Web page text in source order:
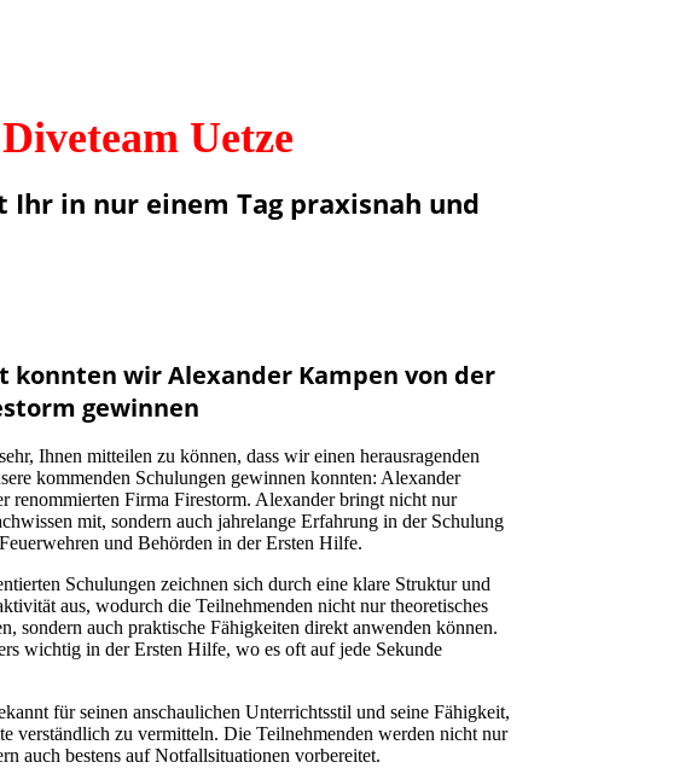
Uetze
Ihr in nur einem Tag praxisnah und
konnten wir Alexander Kampen von der
gewinnen
Ihnen mitteilen zu können, dass wir einen herausragenden
kommenden Schulungen gewinnen konnten: Alexander
renommierten Firma Firestorm. Alexander bringt nicht nur
mit, sondern auch jahrelange Erfahrung in der Schulung
und Behörden in der Ersten Hilfe.
Schulungen zeichnen sich durch eine klare Struktur und
aus, wodurch die Teilnehmenden nicht nur theoretisches
sondern auch praktische Fähigkeiten direkt anwenden können.
wichtig in der Ersten Hilfe, wo es oft auf jede Sekunde
für seinen anschaulichen Unterrichtsstil und seine Fähigkeit,
verständlich zu vermitteln. Die Teilnehmenden werden nicht nur
auch bestens auf Notfallsituationen vorbereitet.